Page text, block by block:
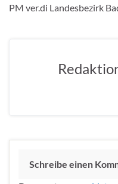
PM ver.di Landesbezirk
Schreibe einen